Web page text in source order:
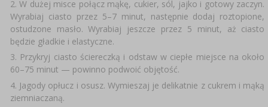
LITERATURA
BADANIA WINA
ETYKIETY
W dużej misce połącz mąkę, cukier, sól, jajko i gotowy zaczyn.
Wyrabiaj ciasto przez 5–7 minut, następnie dodaj roztopione,
ostudzone masło. Wyrabiaj jeszcze przez 5 minut, aż ciasto
będzie gładkie i elastyczne.
Przykryj ciasto ściereczką i odstaw w ciepłe miejsce na około
60–75 minut — powinno podwoić objętość.
Jagody opłucz i osusz. Wymieszaj je delikatnie z cukrem i mąką
ziemniaczaną.